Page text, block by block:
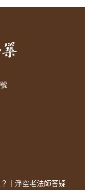
｜淨空老法師答疑